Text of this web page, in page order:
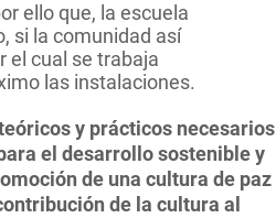
ello que, la escuela
si la comunidad así
el cual se trabaja
las instalaciones.
y prácticos necesarios
el desarrollo sostenible y
de una cultura de paz
de la cultura al